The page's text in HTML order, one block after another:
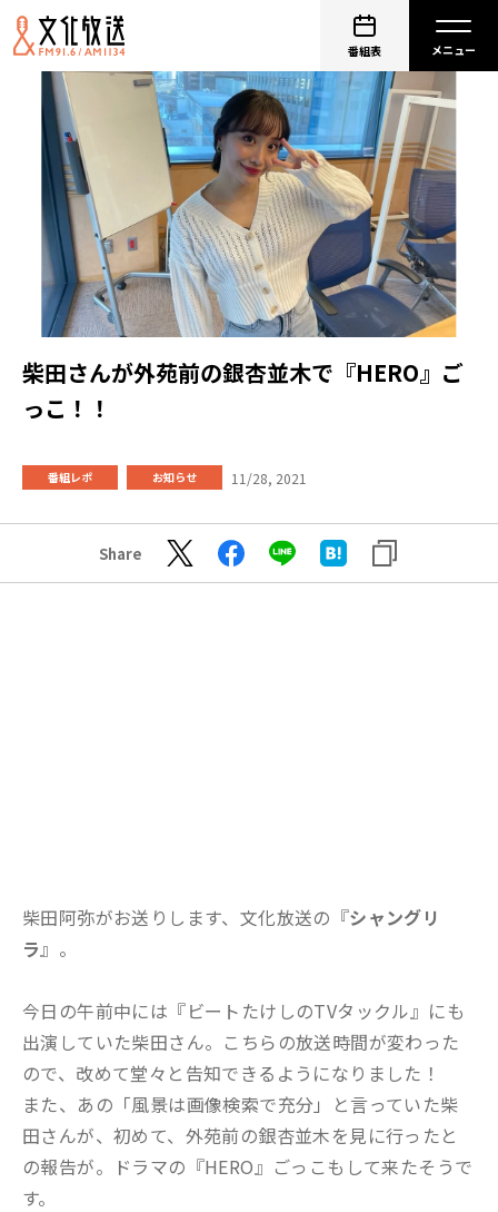
番組表
柴田さんが外苑前の銀杏並木で『HERO』ご
っこ！！
番組レポ お知らせ 11/28, 2021
Share
柴田阿弥がお送りします、文化放送の『シャングリ
ラ』。
今日の午前中には『ビートたけしのTVタックル』にも
出演していた柴田さん。こちらの放送時間が変わった
ので、改めて堂々と告知できるようになりました！
また、あの「風景は画像検索で充分」と言っていた柴
田さんが、初めて、外苑前の銀杏並木を見に行ったと
の報告が。ドラマの『HERO』ごっこもして来たそうで
す。